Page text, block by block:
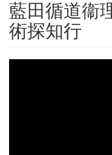
藍田循道衞
術探知行